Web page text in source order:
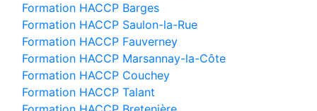
Formation HACCP Barges
Formation HACCP Saulon-la-Rue
Formation HACCP Fauverney
Formation HACCP Marsannay-la-Côte
Formation HACCP Couchey
Formation HACCP Talant